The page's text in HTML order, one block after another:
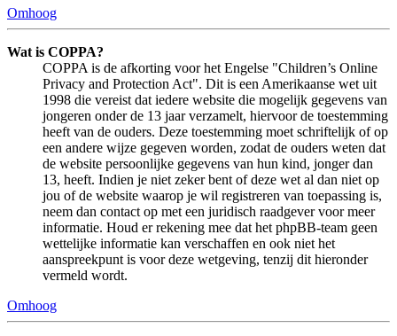
Omhoog
Wat is COPPA?
COPPA is de afkorting voor het Engelse "Children’s Online
Privacy and Protection Act". Dit is een Amerikaanse wet uit
1998 die vereist dat iedere website die mogelijk gegevens van
jongeren onder de 13 jaar verzamelt, hiervoor de toestemming
heeft van de ouders. Deze toestemming moet schriftelijk of op
een andere wijze gegeven worden, zodat de ouders weten dat
de website persoonlijke gegevens van hun kind, jonger dan
13, heeft. Indien je niet zeker bent of deze wet al dan niet op
jou of de website waarop je wil registreren van toepassing is,
neem dan contact op met een juridisch raadgever voor meer
informatie. Houd er rekening mee dat het phpBB-team geen
wettelijke informatie kan verschaffen en ook niet het
aanspreekpunt is voor deze wetgeving, tenzij dit hieronder
vermeld wordt.
Omhoog